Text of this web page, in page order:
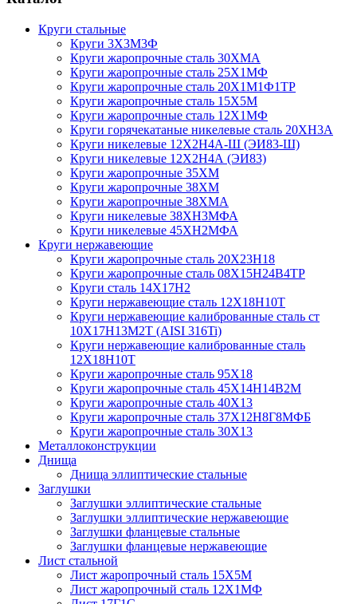
Круги стальные
Круги 3Х3М3Ф
Круги жаропрочные сталь 30ХМА
Круги жаропрочные сталь 25Х1МФ
Круги жаропрочные сталь 20Х1М1Ф1ТР
Круги жаропрочные сталь 15Х5М
Круги жаропрочные сталь 12Х1МФ
Круги горячекатаные никелевые сталь 20ХН3А
Круги никелевые 12Х2Н4А-Ш (ЭИ83-Ш)
Круги никелевые 12Х2Н4А (ЭИ83)
Круги жаропрочные 35ХМ
Круги жаропрочные 38ХМ
Круги жаропрочные 38ХМА
Круги никелевые 38XH3MФА
Круги никелевые 45ХН2МФА
Круги нержавеющие
Круги жаропрочные сталь 20Х23Н18
Круги жаропрочные сталь 08Х15Н24В4ТР
Круги сталь 14Х17Н2
Круги нержавеющие сталь 12Х18Н10Т
Круги нержавеющие калиброванные сталь ст
10Х17Н13М2Т (AISI 316Ti)
Круги нержавеющие калиброванные сталь
12Х18Н10Т
Круги жаропрочные сталь 95Х18
Круги жаропрочные сталь 45Х14Н14В2М
Круги жаропрочные сталь 40Х13
Круги жаропрочные сталь 37Х12Н8Г8МФБ
Круги жаропрочные сталь 30Х13
Металлоконструкции
Днища
Днища эллиптические стальные
Заглушки
Заглушки эллиптические стальные
Заглушки эллиптические нержавеющие
Заглушки фланцевые стальные
Заглушки фланцевые нержавеющие
Лист стальной
Лист жаропрочный сталь 15Х5М
Лист жаропрочный сталь 12Х1МФ